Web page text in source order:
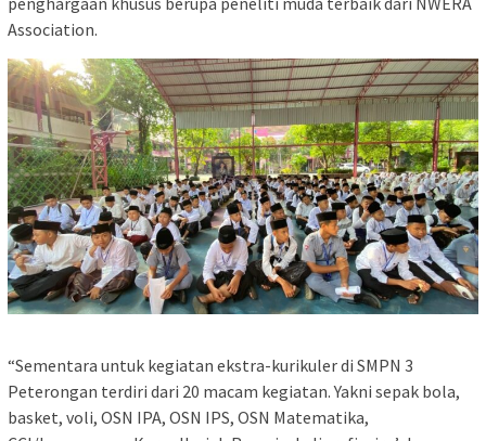
Association.
“Sementara untuk kegiatan ekstra-kurikuler di SMPN 3
Peterongan terdiri dari 20 macam kegiatan. Yakni sepak bola,
basket, voli, OSN IPA, OSN IPS, OSN Matematika,